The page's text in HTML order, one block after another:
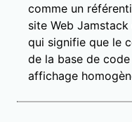
comme un
site Web
qui signifie que le
de la base de
affichage